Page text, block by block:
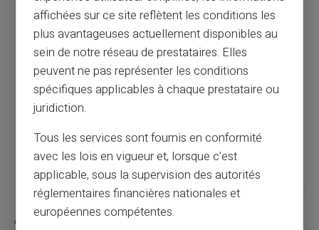
Article précédent
Jeux en ligne et applications mobiles :
comment éviter les prélèvements cachés ?
Article suivant
Articles similaires
affichées sur ce site reflètent les conditions les
plus avantageuses actuellement disponibles au
sein de notre réseau de prestataires. Elles
peuvent ne pas représenter les conditions
spécifiques applicables à chaque prestataire ou
juridiction.
Tous les services sont fournis en conformité
avec les lois en vigueur et, lorsque c’est
applicable, sous la supervision des autorités
réglementaires financières nationales et
européennes compétentes.